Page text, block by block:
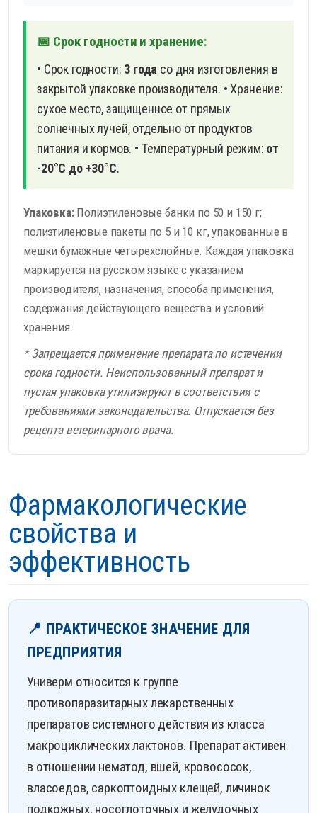
📅 Срок годности и хранение:
• Срок годности: 3 года со дня изготовления в
закрытой упаковке производителя. • Хранение:
сухое место, защищенное от прямых
солнечных лучей, отдельно от продуктов
питания и кормов. • Температурный режим: от
-20°С до +30°С.
Упаковка:Полиэтиленовые банки по 50 и 150 г;
полиэтиленовые пакеты по 5 и 10 кг, упакованные в
мешки бумажные четырехслойные. Каждая упаковка
маркируется на русском языке с указанием
производителя, назначения, способа применения,
содержания действующего вещества и условий
хранения.
* Запрещается применение препарата по истечении
срока годности. Неиспользованный препарат и
пустая упаковка утилизируют в соответствии с
требованиями законодательства. Отпускается без
рецепта ветеринарного врача.
Фармакологические
свойства и
эффективность
📍 ПРАКТИЧЕСКОЕ ЗНАЧЕНИЕ ДЛЯ
ПРЕДПРИЯТИЯ
Универм относится к группе
противопаразитарных лекарственных
препаратов системного действия из класса
макроциклических лактонов. Препарат активен
в отношении нематод, вшей, кровососок,
власоедов, саркоптоидных клещей, личинок
подкожных, носоглоточных и желудочных